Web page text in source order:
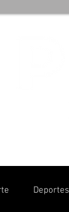
Deportes